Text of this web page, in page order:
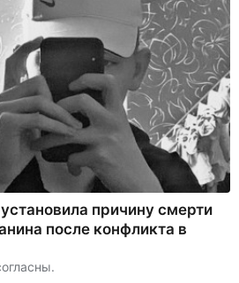
причину смерти
после конфликта в